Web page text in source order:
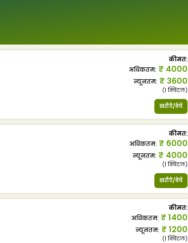
कीमत:
अधिकतम: ₹ 4000
न्यूनतम: ₹ 3600
(1क्विंटल)
खरीदें/बेचें
कीमत:
अधिकतम: ₹ 6000
न्यूनतम: ₹ 4000
(1क्विंटल)
खरीदें/बेचें
कीमत:
अधिकतम: ₹ 1400
न्यूनतम: ₹ 1200
(1क्विंटल)